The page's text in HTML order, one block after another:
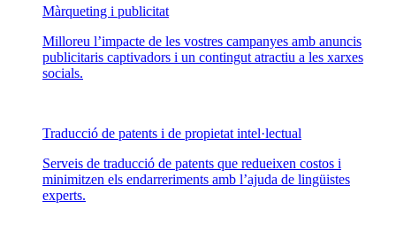
Màrqueting i publicitat
Milloreu l’impacte de les vostres campanyes amb anuncis
publicitaris captivadors i un contingut atractiu a les xarxes
socials.
Traducció de patents i de propietat intel·lectual
Serveis de traducció de patents que redueixen costos i
minimitzen els endarreriments amb l’ajuda de lingüistes
experts.